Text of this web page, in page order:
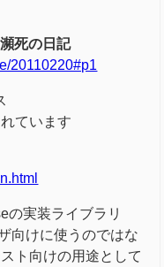
死の日記
20110220#p1
ています
の実装ライブラリ
向けに使うのではな
ト向けの用途として